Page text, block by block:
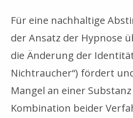
Für eine nachhaltige
der Ansatz der Hypnose
die Änderung der
Nichtraucher“) fördert
Mangel an einer
Kombination beider